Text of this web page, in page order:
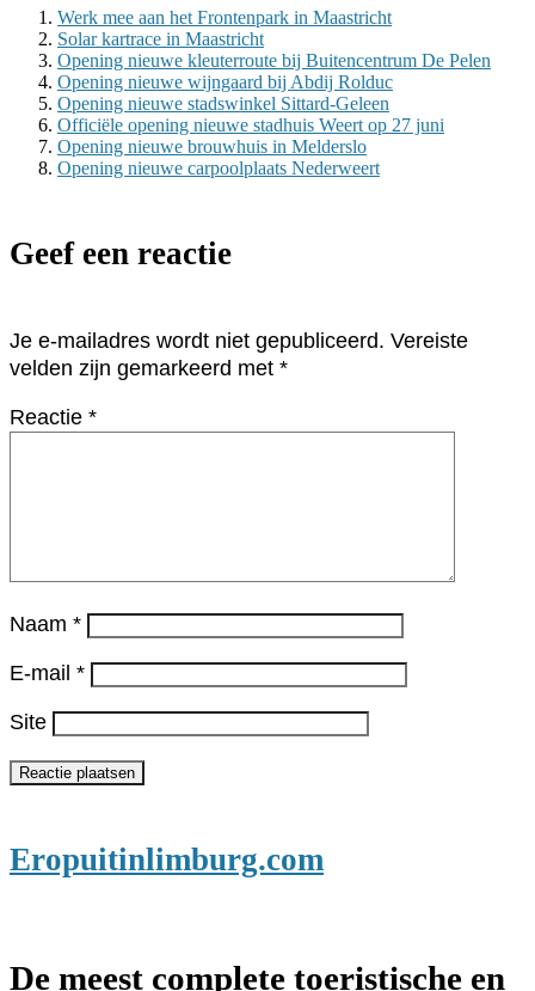
Werk mee aan het Frontenpark in Maastricht
Solar kartrace in Maastricht
Opening nieuwe kleuterroute bij Buitencentrum De Pelen
Opening nieuwe wijngaard bij Abdij Rolduc
Opening nieuwe stadswinkel Sittard-Geleen
Officiële opening nieuwe stadhuis Weert op 27 juni
Opening nieuwe brouwhuis in Melderslo
Opening nieuwe carpoolplaats Nederweert
Geef een reactie
Je e-mailadres wordt niet gepubliceerd. Vereiste
velden zijn gemarkeerd met *
Reactie *
Naam *
E-mail *
Site
Eropuitinlimburg.com
De meest complete toeristische en